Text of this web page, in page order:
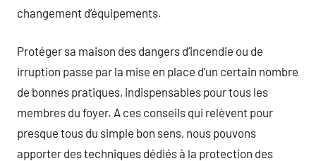
changement d’équipements.
Protéger sa maison des dangers d’incendie ou de
irruption passe par la mise en place d’un certain nombre
de bonnes pratiques, indispensables pour tous les
membres du foyer. A ces conseils qui relèvent pour
presque tous du simple bon sens, nous pouvons
apporter des techniques dédiés à la protection des